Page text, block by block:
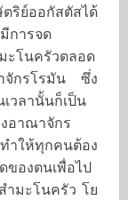
ย์ออกัสตัสได้
การจด
ะโนครัวตลอด
จักรโรมัน ซึ่ง
เวลานั้นก็เป็น
อาณาจักร
ำให้ทุกคนต้อง
ของตนเพื่อไป
ำมะโนครัว โย